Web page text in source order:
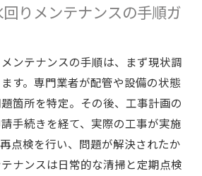
りメンテナンスの手順ガ
ンテナンスの手順は、まず現状調
す。専門業者が配管や設備の状態
箇所を特定。その後、工事計画の
手続きを経て、実際の工事が実施
点検を行い、問題が解決されたか
ナンスは日常的な清掃と定期点検